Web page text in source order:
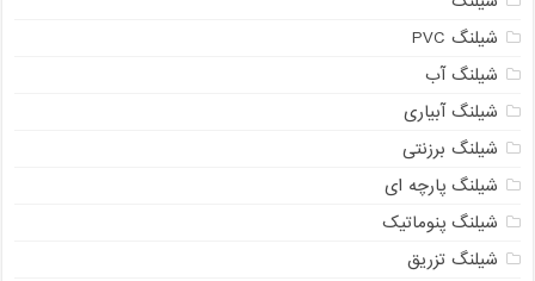
شیلنگ PVC
شیلنگ آب
شیلنگ آبیاری
شیلنگ برزنتی
شیلنگ پارچه ای
شیلنگ پنوماتیک
شیلنگ تزریق